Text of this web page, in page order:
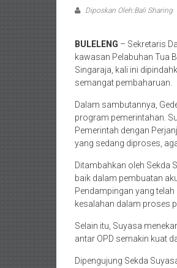
Diposkan Oleh:Bali Sharing
BULELENG – Sekretaris
kawasan Pelabuhan Tua
Singaraja, kali ini
semangat pembaharuan.
Dalam sambutannya,
program pemerintahan.
Pemerintah dengan
yang sedang diproses,
Ditambahkan oleh Sekda
baik dalam pembuatan
Pendampingan yang
kesalahan dalam proses
Selain itu, Suyasa
antar OPD semakin kuat
Dipengujung Sekda